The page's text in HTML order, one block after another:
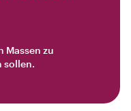
Massen zu
sollen.